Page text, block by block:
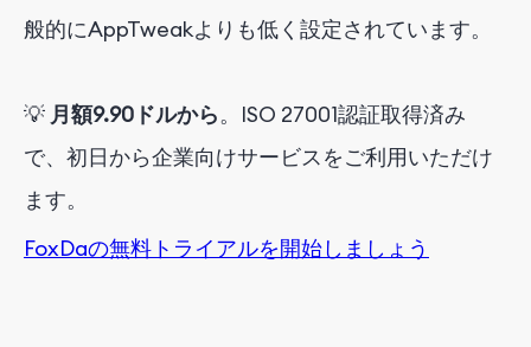
般的にAppTweakよりも低く設定されています。
💡 月額9.90ドルから。ISO 27001認証取得済み
で、初日から企業向けサービスをご利用いただけ
ます。
FoxDaの無料トライアルを開始し ましょう